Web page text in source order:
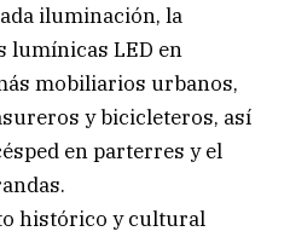
iluminación, la
lumínicas LED en
mobiliarios urbanos,
y bicicleteros, así
en parterres y el
histórico y cultural